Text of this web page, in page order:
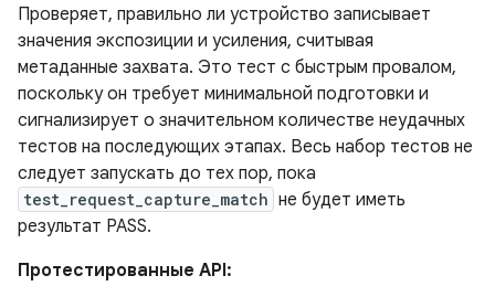
Проверяет, правильно ли устройство записывает
значения экспозиции и усиления, считывая
метаданные захвата. Это тест с быстрым провалом,
поскольку он требует минимальной подготовки и
сигнализирует о значительном количестве неудачных
тестов на последующих этапах. Весь набор тестов не
следует запускать до тех пор, пока
test_request_capture_match не будет иметь
результат PASS.
Протестированные API: